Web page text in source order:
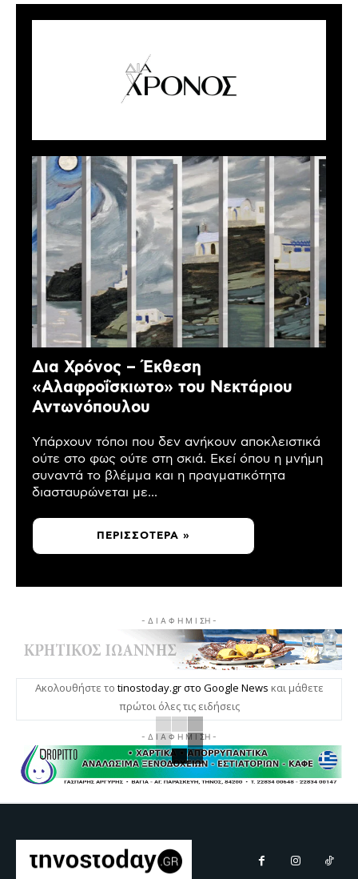
Δια Χρόνος – Έκθεση
«Αλαφροΐσκιωτο» του Νεκτάριου
Αντωνόπουλου
Υπάρχουν τόποι που δεν ανήκουν αποκλειστικά
ούτε στο φως ούτε στη σκιά. Εκεί όπου η μνήμη
συναντά το βλέμμα και η πραγματικότητα
διασταυρώνεται με...
ΠΕΡΙΣΣΌΤΕΡΑ »
- Δ Ι Α Φ Η Μ Ι ΣΗ -
Ακολουθήστε το tinostoday.gr στο Google News και μάθετε
πρώτοι όλες τις ειδήσεις
- Δ Ι Α Φ Η Μ Ι ΣΗ -